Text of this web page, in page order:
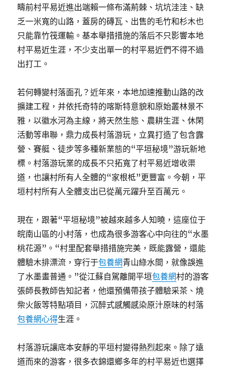
疇前村平易近進出端賴一條布滿荊棘、坑坑洼洼、缺
乏一米寬的山路，蓋房的磚瓦、出售的毛竹和杉木也
只能靠竹筏運輸。基本舉措措施的落后不只影響本地
村平易近生涯，不少支出單一的村平易近們不得不過
出打工。
若何轉變村落面孔？近年來，本地加速推動山路的改
擴建工程，并依托奇特的喀斯特意貌和原始叢林景不
雅，以徽水河為主線，將天然生態、農耕生涯、休閑
活動等串聯，鼎力成長村落游玩，立異打造了包含露
營、賽艇、徒步等多種新業態的“平垣秘境”游玩新地
標。村落游玩業的成長不只拓寬了村平易近增收渠
道，也讓村所有人全體的“家根柢”更豐富。今朝，平
垣村村所有人全體支出已從萬元躍升至百萬元。
現在，跟著“平垣秘境”被越來越多人知曉，這座位于
皖南山區的小村落，也成為很多游客心中向往的“水墨
桃花源”。“村里配套舉措措施完美，既能露營，還能
體驗木排漂流，穿行于包養網青山綠水間，就像誤進
了水墨畫普通。”從江蘇自駕離開平垣包養網村的游客
張師長教師告知記者，他還預備帶孩子體驗采茶、燒
柴火飯等特點項目，沉醉式感觸感染原汁原味的村落
包養網心得生涯。
村落游玩讓底本安靜的平垣村變得熱烈起來。除了遠
道而來的游客，很多衣錦還鄉多年的村平易近也選擇